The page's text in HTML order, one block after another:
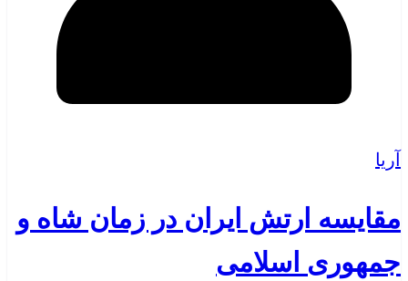
آریا
مقایسه ارتش ایران در زمان شاه و
جمهوری اسلامی